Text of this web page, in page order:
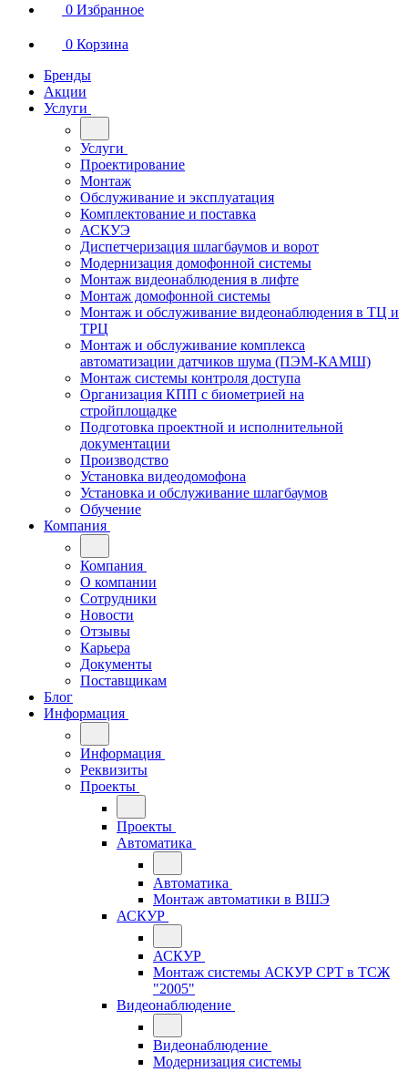
0 Избранное
0 Корзина
Бренды
Акции
Услуги
Услуги
Проектирование
Монтаж
Обслуживание и эксплуатация
Комплектование и поставка
АСКУЭ
Диспетчеризация шлагбаумов и ворот
Модернизация домофонной системы
Монтаж видеонаблюдения в лифте
Монтаж домофонной системы
Монтаж и обслуживание видеонаблюдения в ТЦ и
ТРЦ
Монтаж и обслуживание комплекса
автоматизации датчиков шума (ПЭМ-КАМШ)
Монтаж системы контроля доступа
Организация КПП с биометрией на
стройплощадке
Подготовка проектной и исполнительной
документации
Производство
Установка видеодомофона
Установка и обслуживание шлагбаумов
Обучение
Компания
Компания
О компании
Сотрудники
Новости
Отзывы
Карьера
Документы
Поставщикам
Блог
Информация
Информация
Реквизиты
Проекты
Проекты
Автоматика
Автоматика
Монтаж автоматики в ВШЭ
АСКУР
АСКУР
Монтаж системы АСКУР СРТ в ТСЖ
"2005"
Видеонаблюдение
Видеонаблюдение
Модернизация системы